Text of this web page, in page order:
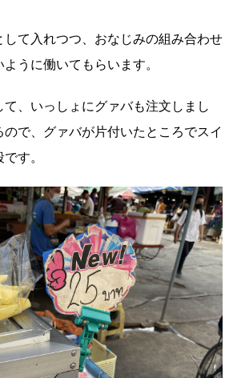
して入れつつ、おなじみの組み合わせ
うに働いてもらいます。
、いっしょにグァバも注文しまし
で、グァバが片付いたところでスイ
す。